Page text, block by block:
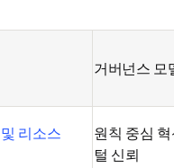
거버넌스 모
리소스
원칙 중심
털 신뢰